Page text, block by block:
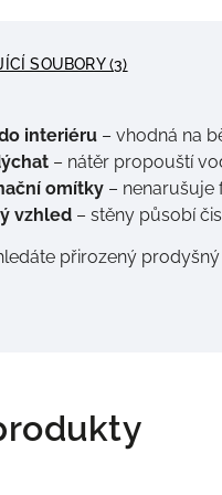
SOUBORY (3)
interiéru – vhodná na
– nátěr propouští
omítky –
vzhled – stěny působí
přirozený